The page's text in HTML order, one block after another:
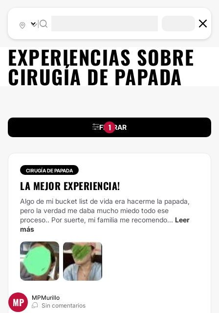
EXPERIENCIAS SOBRE
CIRUGÍA DE PAPADA
FILTRAR
1
CIRUGÍA DE PAPADA
LA MEJOR EXPERIENCIA!
Algo de mi bucket list de vida era hacerme la papada,
pero la verdad me daba mucho miedo todo ese
proceso.. Por suerte, mi familia me recomendo... Leer
más
MP
MPMurillo
Sin comentarios